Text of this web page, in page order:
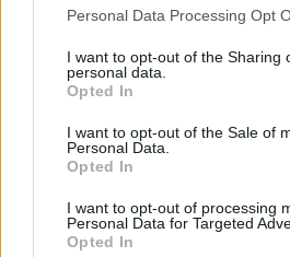
Please note that this website/app
not limited to your visit or usage
grant or deny consent to Google
use your data for below specified
consent section.
Personal Data Processing Opt
I want to opt-out of the Sharing
personal data.
Opted In
I want to opt-out of the Sale of
Personal Data.
Opted In
I want to opt-out of processing
Personal Data for Targeted
Opted In
A filmalap 285 millió forintos
Laokoon Filmgroup
forgatókönyvét Till Attila írta;
fejlesztését és a gyártás-
korábban már 14 millió
producereStalter Judit, Rajna
Gábor,operatőre
Márton
, vágója Gothár